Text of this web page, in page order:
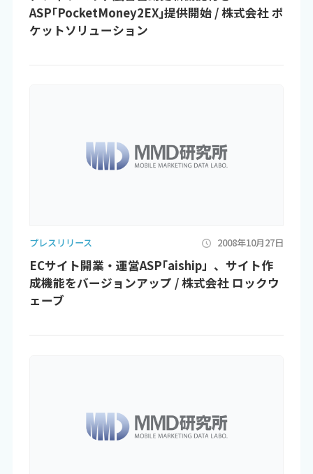
ASP｢PocketMoney2EX｣提供開始 / 株式会社 ポ
ケットソリューション
プレスリリース 2008年10月27日
ECサイト開業・運営ASP｢aiship」、サイト作
成機能をバージョンアップ / 株式会社 ロックウ
ェーブ